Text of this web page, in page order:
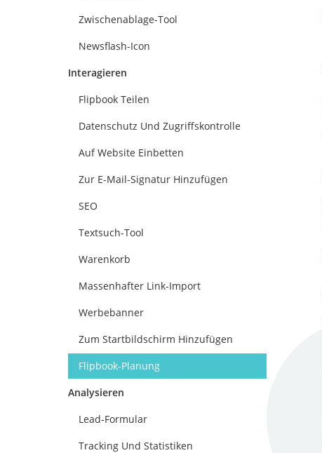
Zwischenablage-Tool
Newsflash-Icon
Interagieren
Flipbook Teilen
Datenschutz Und Zugriffskontrolle
Auf Website Einbetten
Zur E-Mail-Signatur Hinzufügen
SEO
Textsuch-Tool
Warenkorb
Massenhafter Link-Import
Werbebanner
Zum Startbildschirm Hinzufügen
Flipbook-Planung
Analysieren
Lead-Formular
Tracking Und Statistiken